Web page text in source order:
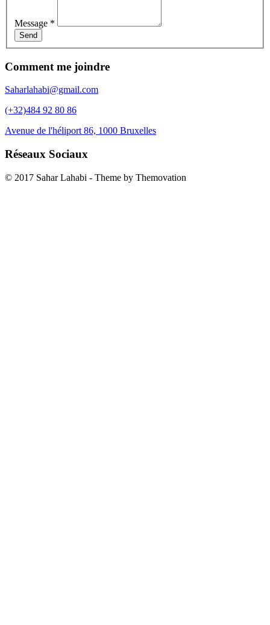
Message *
Comment me joindre
Saharlahabi@gmail.com
(+32)484 92 80 86
Avenue de l'héliport 86, 1000 Bruxelles
Réseaux Sociaux
© 2017 Sahar Lahabi - Theme by Themovation